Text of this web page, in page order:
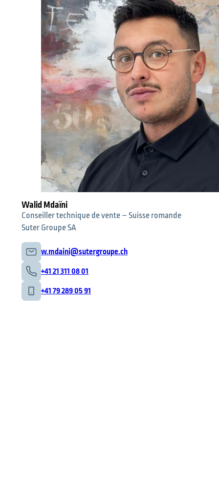
Walid Mdaïni
Conseiller technique de vente – Suisse romande
Suter Groupe SA
w.mdaini@sutergroupe.ch
+41 21 311 08 01
+41 79 289 05 91